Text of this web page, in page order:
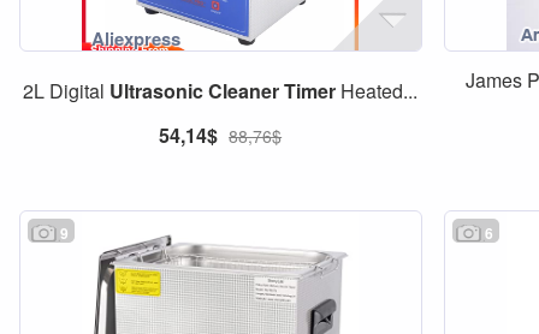
2L Digital UltrasonicCleanerTimer Heated...
54,14$ 88,76$
James
9 6